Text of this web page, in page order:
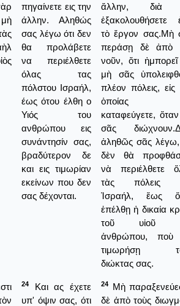
πηγαίνετε εις την
άλλην. Αληθώς
σας λέγω ότι δεν
θα προλάβετε
να περιέλθετε
όλας τας
πόλστου Ισραήλ,
έως ότου έλθη ο
Υιός του
ανθρώπου εις
συνάντησίν σας,
βραδύτερον δε
και εις τιμωρίαν
εκείνων που δεν
σας δέχονται.
ἄλλην, διὰ
ἑξακολουθήσετε
τὸ ἔργον σας.Μὴ
περάσῃ δὲ ἀπὸ
νοῦν, ὅτι
μὴ σᾶς
πλέον πόλεις, εἰς
ὁποίας
καταφεύγετε,
σᾶς
ἀληθῶς σᾶς λέγω,
δὲν θὰ
νὰ περιέλθετε
τὰς πόλεις
Ἰσραήλ, ἕως
ἐπέλθῃ ἡ δικαία
τοῦ υἱοῦ
ἀνθρώπου, ποὺ
τιμωρήσῃ
διώκτας σας.
24
Και ας έχετε
υπ' όψιν σας, ότι
24
Μὴ
δὲ ἀπὸ τοὺς